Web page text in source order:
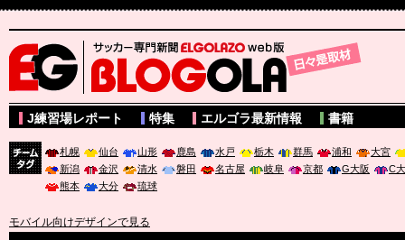
サッカー専門新聞ELGOLAZO web版 BLOGOLA
J練習場レポート 特集 エルゴラ最新情報 書籍
札幌 仙台 山形 鹿島 水戸 栃木 群馬 浦和
大宮
新潟
金沢 清水 磐田 名古屋 岐阜 京都 G大阪
C
熊本
大分 琉球
モバイル向けデザインで見る